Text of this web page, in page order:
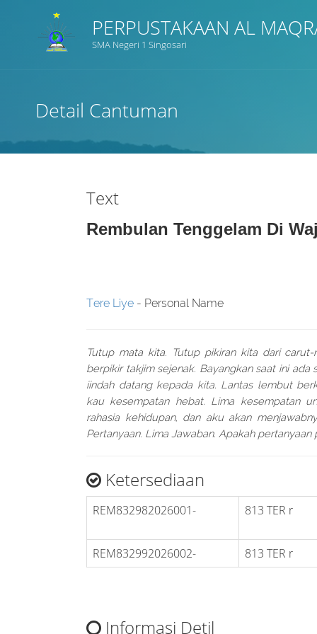
PERPUSTAKAAN AL
SMA Negeri 1 Singosari
Detail Cantuman
Text
Rembulan Tenggelam Di
Tere Liye - Personal Name
Tutup mata kita. Tutup pikiran kita dari carut-
berpikir takjim sejenak. Bayangkan saat ini ada
iindah datang kepada kita. Lantas lembut
kau kesempatan hebat. Lima kesempatan
rahasia kehidupan, dan aku akan
Pertanyaan. Lima Jawaban. Apakah pertanyaan
Ketersediaan
REM832982026001- 813 TER r
REM832992026002- 813 TER r
Informasi Detil